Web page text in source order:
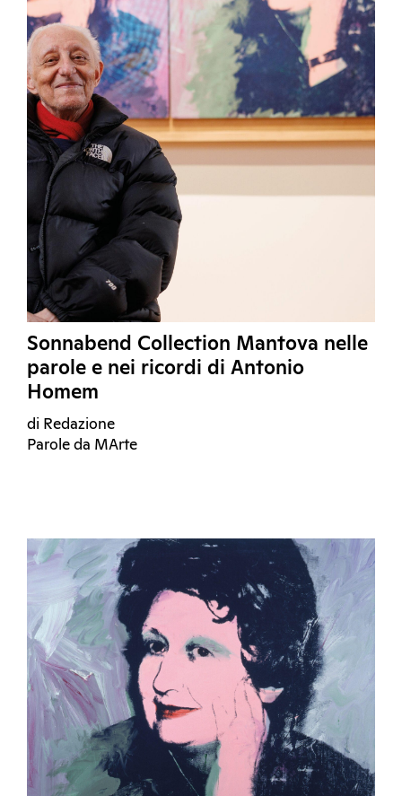
Sonnabend Collection Mantova nelle
parole e nei ricordi di Antonio
Homem
di Redazione
Parole da MArte